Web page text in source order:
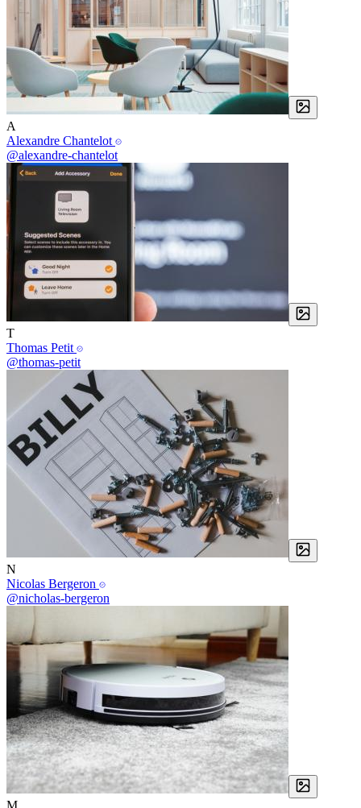
A
Alexandre Chantelot
@alexandre-chantelot
T
Thomas Petit
@thomas-petit
N
Nicolas Bergeron
@nicholas-bergeron